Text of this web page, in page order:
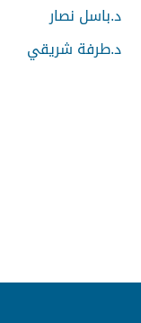
د.باسل نصار
د.طرفة شريقي